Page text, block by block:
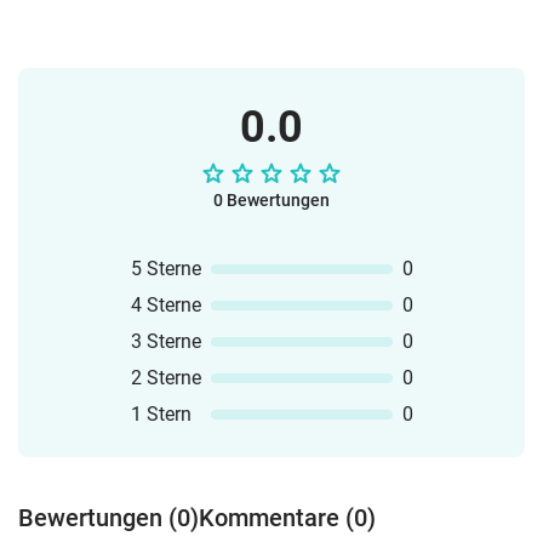
0.0
0 Bewertungen
5 Sterne
0
4 Sterne
0
3 Sterne
0
2 Sterne
0
1 Stern
0
Bewertungen (0)Kommentare (0)